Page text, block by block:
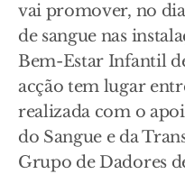
vai promover, no
de sangue nas
Bem-Estar Infantil
acção tem lugar
realizada com o
do Sangue e da
Grupo de Dadores